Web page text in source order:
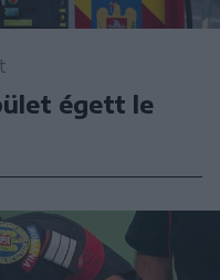
égett le